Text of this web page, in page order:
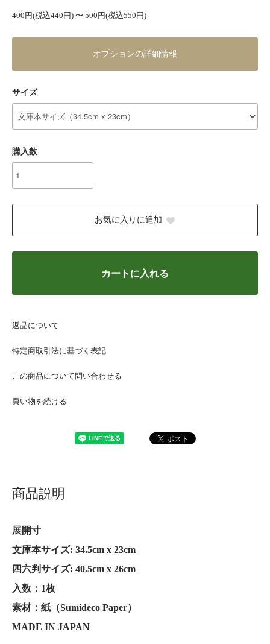
400円(税込440円) 〜 500円(税込550円)
オプションの詳細情報
サイズ
購入数
お気に入りに追加
カートに入れる
返品について
特定商取引法に基づく表記
この商品について問い合わせる
買い物を続ける
商品説明
展開寸
文庫本サイズ: 34.5cm x 23cm
四六判サイズ: 40.5cm x 26cm
入数：1枚
素材：紙（Sumideco Paper）
MADE IN JAPAN